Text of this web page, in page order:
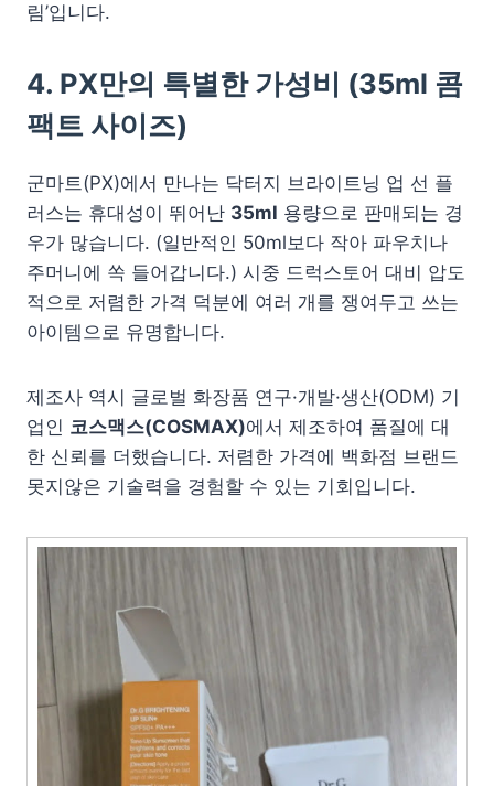
림’입니다.
4. PX만의 특별한 가성비 (35ml 콤
팩트 사이즈)
군마트(PX)에서 만나는 닥터지 브라이트닝 업 선 플
러스는 휴대성이 뛰어난 35ml 용량으로 판매되는 경
우가 많습니다. (일반적인 50ml보다 작아 파우치나
주머니에 쏙 들어갑니다.) 시중 드럭스토어 대비 압도
적으로 저렴한 가격 덕분에 여러 개를 쟁여두고 쓰는
아이템으로 유명합니다.
제조사 역시 글로벌 화장품 연구·개발·생산(ODM) 기
업인 코스맥스(COSMAX)에서 제조하여 품질에 대
한 신뢰를 더했습니다. 저렴한 가격에 백화점 브랜드
못지않은 기술력을 경험할 수 있는 기회입니다.